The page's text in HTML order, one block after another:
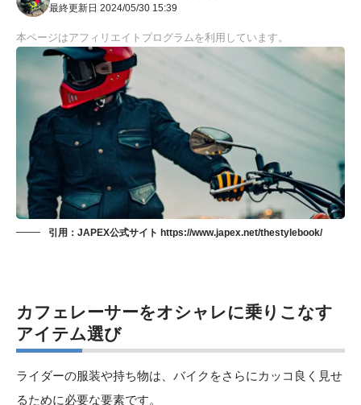
最終更新日 2024/05/30 15:39
本ページはアフィリエイトプログラムを利用しています。
引用：JAPEX公式サイト https://www.japex.net/thestylebook/
カフェレーサーをオシャレに乗りこなす
アイテム選び
ライダーの服装や持ち物は、バイクをさらにカッコ良く見せ
るために必要な要素です。